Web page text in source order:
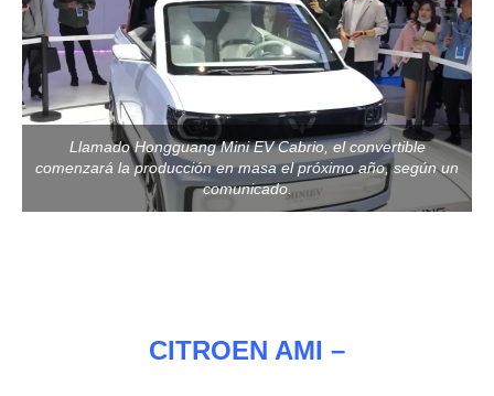
Llamado Hongguang Mini EV Cabrio, el convertible
comenzará la producción en masa el próximo año, según un
comunicado.
CITROEN AMI –